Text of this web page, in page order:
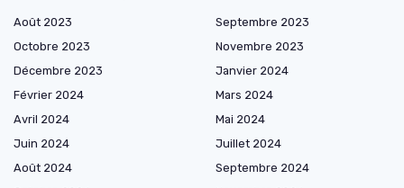
Août 2023
Septembre 2023
Octobre 2023
Novembre 2023
Décembre 2023
Janvier 2024
Février 2024
Mars 2024
Avril 2024
Mai 2024
Juin 2024
Juillet 2024
Août 2024
Septembre 2024